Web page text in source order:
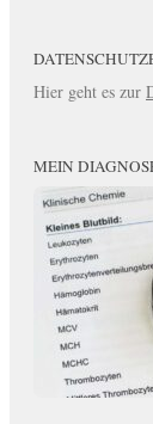
Hier geht es zur
MEIN